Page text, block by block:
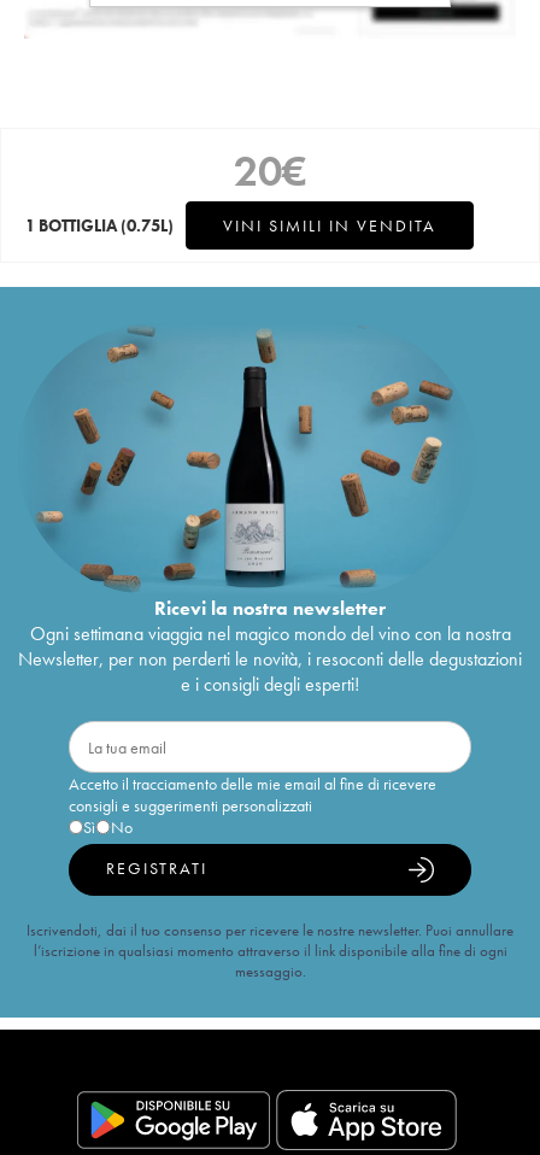
20€
1 BOTTIGLIA (0.75L) VINI SIMILI IN VENDITA
Ricevi la nostra newsletter
Ogni settimana viaggia nel magico mondo del vino con la nostra
Newsletter, per non perderti le novità, i resoconti delle degustazioni
e i consigli degli esperti!
Accetto il tracciamento delle mie email al fine di ricevere
consigli e suggerimenti personalizzati
Sì
No
REGISTRATI
Iscrivendoti, dai il tuo consenso per ricevere le nostre newsletter. Puoi annullare
l’iscrizione in qualsiasi momento attraverso il link disponibile alla fine di ogni
messaggio.